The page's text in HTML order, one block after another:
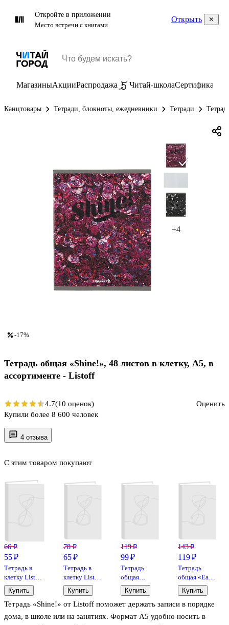
Откройте в приложении
Место встречи с книгами
Открыть
МагазиныАкцииРаспродажа Читай-школаСертификаты
Канцтовары Тетради, блокноты, ежедневники Тетради
+4
4 отзыва
Тетрадь «Shine!» от Listoff поможет держать записи в порядке
дома, в школе или на занятиях. Формат А5 удобно носить в
С этим товаром покупают
66 ₽
55 ₽
Тетрадь в
клетку Listoff
«Классическая
серия» в
ассортименте,
18 листов
Купить
78 ₽
65 ₽
Тетрадь в
клетку Listoff
«Классическая
серия» в
ассортименте,
24 листа
Купить
119 ₽
99 ₽
Тетрадь
общая
«Leaves» , 48
листов в
клетку, А5
Купить
143 ₽
119 ₽
Тетрадь
общая «Easy
Cover», 48
листов в
клетку, А5, в
ассортименте
Купить
-17%
Тетрадь общая «Shine!», 48 листов в клетку, A5, в
ассортименте - Listoff
4.7(10 оценок)
Оценить
Купили более 8 600 человек